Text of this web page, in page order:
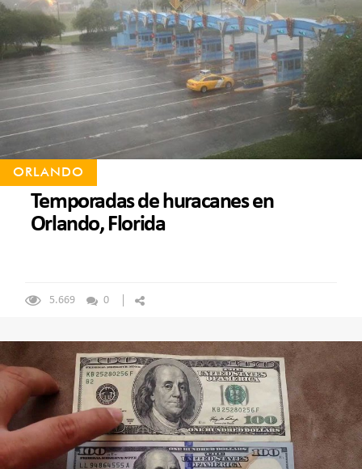
ORLANDO
Temporadas de huracanes en
Orlando, Florida
5.669 0